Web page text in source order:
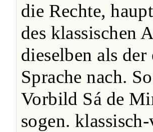
die Rechte,
des klassischen
dieselben als
Sprache nach.
Vorbild Sá de
sogen.